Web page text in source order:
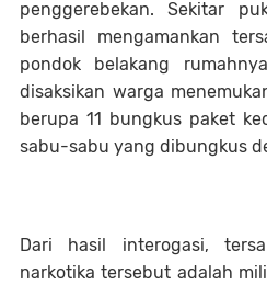
penggerebekan. Sekitar
berhasil mengamankan
pondok belakang
disaksikan warga
berupa 11 bungkus paket
sabu-sabu yang dibungkus
Dari hasil interogasi,
narkotika tersebut adalah